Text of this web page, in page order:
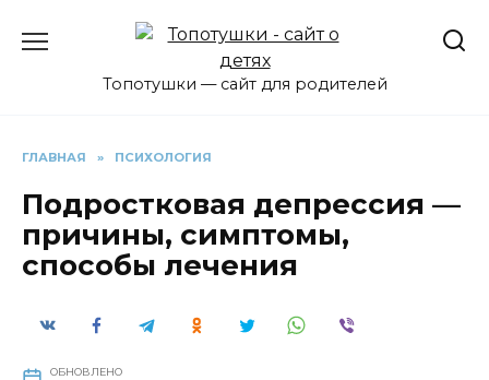
Топотушки — сайт для родителей
ГЛАВНАЯ » ПСИХОЛОГИЯ
Подростковая депрессия —
причины, симптомы,
способы лечения
ОБНОВЛЕНО